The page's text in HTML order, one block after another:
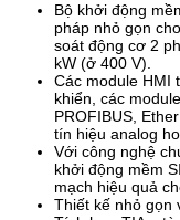
Bộ khởi động
pháp nhỏ gọn
soát động cơ 2
kW (ở 400 V).
Các module HMI
khiển, các
PROFIBUS,
tín hiệu analog
Với công nghệ
khởi động mềm
mạch hiệu quả
Thiết kế nhỏ gọn